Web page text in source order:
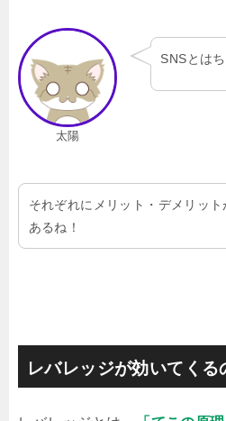
太陽
SNSとは
それぞれにメリット・デメリット
あるね！
レバレッジが効いてくる